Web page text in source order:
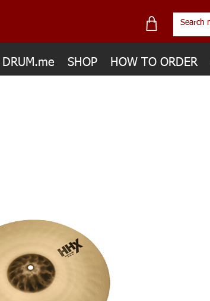
DRUM.me SHOP HOW TO ORDER